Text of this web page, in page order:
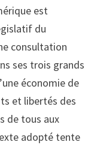
est
du
consultation
ses trois grands
économie de
et libertés des
de tous aux
adopté tente